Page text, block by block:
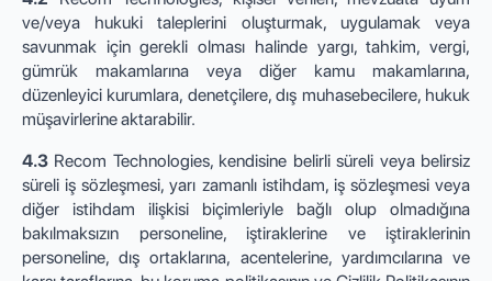
ve/veya hukuki taleplerini oluşturmak, uygulamak veya
savunmak için gerekli olması halinde yargı, tahkim, vergi,
gümrük makamlarına veya diğer kamu makamlarına,
düzenleyici kurumlara, denetçilere, dış muhasebecilere, hukuk
müşavirlerine aktarabilir.
4.3 Recom Technologies, kendisine belirli süreli veya belirsiz
süreli iş sözleşmesi, yarı zamanlı istihdam, iş sözleşmesi veya
diğer istihdam ilişkisi biçimleriyle bağlı olup olmadığına
bakılmaksızın personeline, iştiraklerine ve iştiraklerinin
personeline, dış ortaklarına, acentelerine, yardımcılarına ve